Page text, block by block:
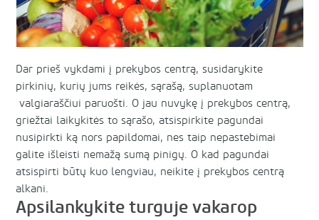
Dar prieš vykdami į prekybos centrą, susidarykite
pirkinių, kurių jums reikės, sąrašą, suplanuotam
valgiaraščiui paruošti. O jau nuvykę į prekybos centrą,
griežtai laikykitės to sąrašo, atsispirkite pagundai
nusipirkti ką nors papildomai, nes taip nepastebimai
galite išleisti nemažą sumą pinigų. O kad pagundai
atsispirti būtų kuo lengviau, neikite į prekybos centrą
alkani.
Apsilankykite turguje vakarop